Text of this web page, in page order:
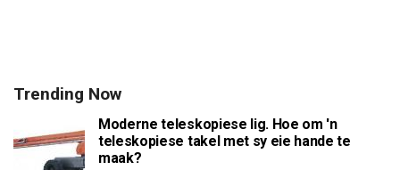
Trending Now
Moderne teleskopiese lig. Hoe om 'n
teleskopiese takel met sy eie hande te
maak?